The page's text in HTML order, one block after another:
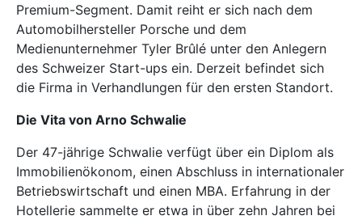
Premium-Segment. Damit reiht er sich nach dem
Automobilhersteller Porsche und dem
Medienunternehmer Tyler Brûlé unter den Anlegern
des Schweizer Start-ups ein. Derzeit befindet sich
die Firma in Verhandlungen für den ersten Standort.
Die Vita von Arno Schwalie
Der 47-jährige Schwalie verfügt über ein Diplom als
Immobilienökonom, einen Abschluss in internationaler
Betriebswirtschaft und einen MBA. Erfahrung in der
Hotellerie sammelte er etwa in über zehn Jahren bei